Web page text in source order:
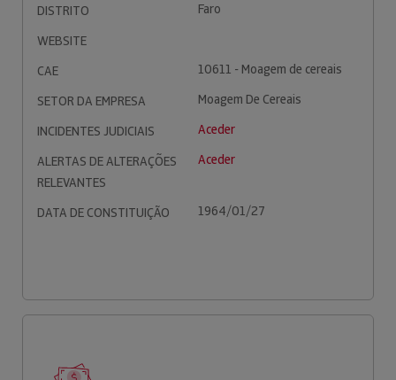
DISTRITO
Faro
WEBSITE
CAE
10611 - Moagem de cereais
SETOR DA EMPRESA
Moagem De Cereais
INCIDENTES JUDICIAIS
Aceder
ALERTAS DE ALTERAÇÕES
RELEVANTES
Aceder
DATA DE CONSTITUIÇÃO 1964/01/27